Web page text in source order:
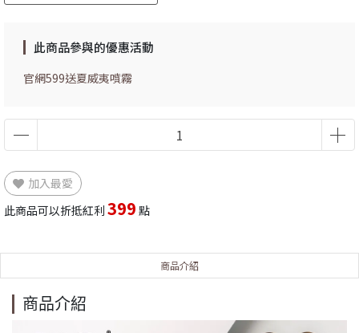
此商品參與的優惠活動
官網599送夏威夷噴霧
加入最愛
此商品可以折抵紅利 399 點
商品介紹
商品介紹